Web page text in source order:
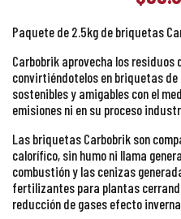
Paquete de 2.5kg de briquetas
Carbobrik aprovecha los
convirtiéndotelos en briquetas de
sostenibles y amigables con el
emisiones ni en su proceso
Las briquetas Carbobrik son
calorífico, sin humo ni llama
combustión y las cenizas
fertilizantes para plantas
reducción de gases efecto